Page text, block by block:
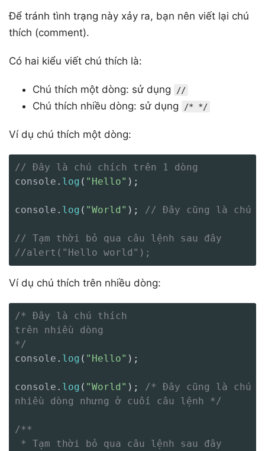
Để tránh tình trạng này xảy ra, bạn nên viết lại chú
thích (comment).
Có hai kiểu viết chú thích là:
Chú thích một dòng: sử dụng //
Chú thích nhiều dòng: sử dụng /* */
Ví dụ chú thích một dòng:
// Đây là chú chích trên 1 dòng
console . log ( "Hello" ) ;
console . log ( "World" ) ; // Đây cũng là chú
// Tạm thời bỏ qua câu lệnh sau đây
//alert("Hello world");
Ví dụ chú thích trên nhiều dòng:
/* Đây là chú thích
trên nhiều dòng
*/
console . log ( "Hello" ) ;
console . log ( "World" ) ;
/* Đây cũng là chú
nhiều dòng nhưng ở cuối câu lệnh */
/**
* Tạm thời bỏ qua câu lệnh sau đây